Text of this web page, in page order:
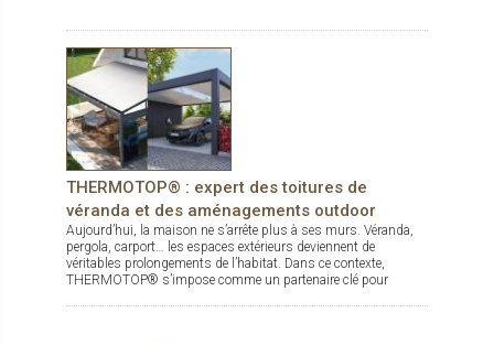
THERMOTOP® : expert des toitures de
véranda et des aménagements outdoor
Aujourd’hui, la maison ne s’arrête plus à ses murs. Véranda,
pergola, carport… les espaces extérieurs deviennent de
véritables prolongements de l’habitat. Dans ce contexte,
THERMOTOP® s’impose comme un partenaire clé pour